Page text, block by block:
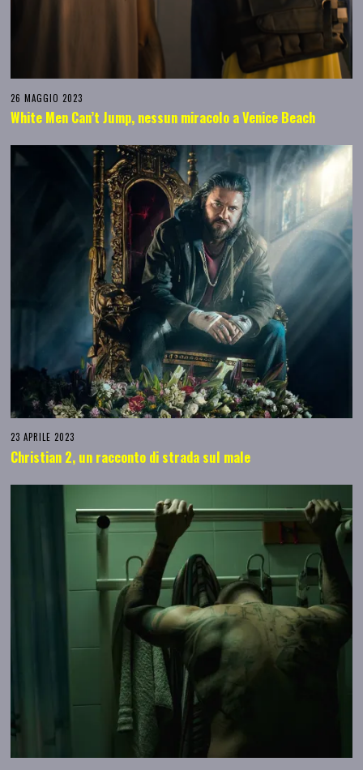
26 MAGGIO 2023
White Men Can’t Jump, nessun miracolo a Venice Beach
23 APRILE 2023
Christian 2, un racconto di strada sul male